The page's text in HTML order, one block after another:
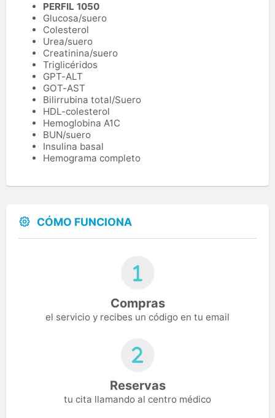
PERFIL 1050
Glucosa/suero
Colesterol
Urea/suero
Creatinina/suero
Triglicéridos
GPT-ALT
GOT-AST
Bilirrubina total/Suero
HDL-colesterol
Hemoglobina A1C
BUN/suero
Insulina basal
Hemograma completo
CÓMO FUNCIONA
Compras
el servicio y recibes un código en tu email
Reservas
tu cita llamando al centro médico